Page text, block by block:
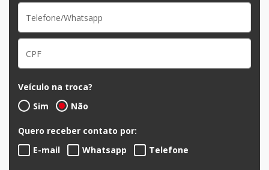
Veículo na troca?
Sim
Não
Quero receber contato por:
E-mail
Whatsapp Telefone